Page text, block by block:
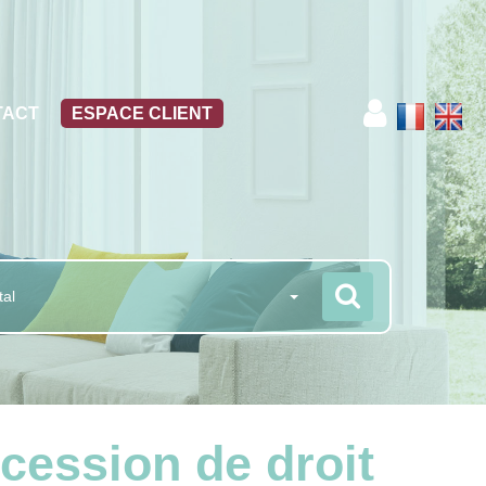
ESPACE CLIENT
de droit